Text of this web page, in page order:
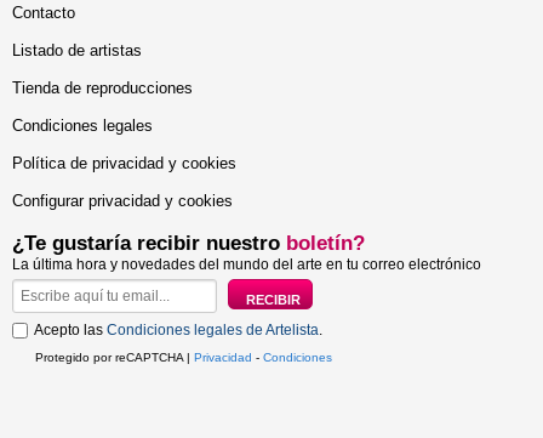
Contacto
Listado de artistas
Tienda de reproducciones
Condiciones legales
Política de privacidad y cookies
Configurar privacidad y cookies
¿Te gustaría recibir nuestro boletín?
La última hora y novedades del mundo del arte en tu correo electrónico
Acepto las Condiciones legales de Artelista.
Protegido por reCAPTCHA | Privacidad - Condiciones